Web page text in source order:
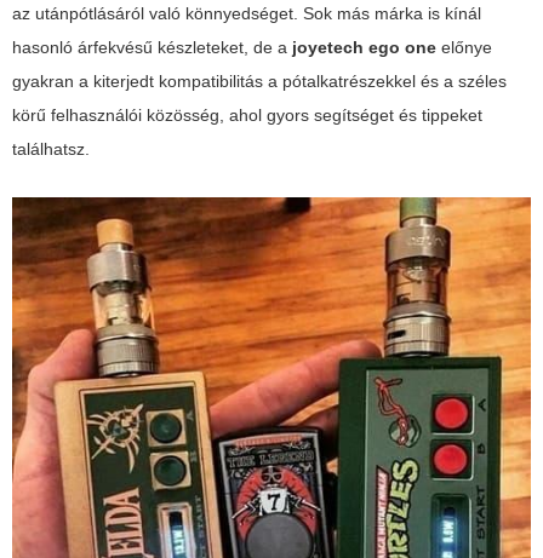
az utánpótlásáról való könnyedséget. Sok más márka is kínál
hasonló árfekvésű készleteket, de a joyetech ego one előnye
gyakran a kiterjedt kompatibilitás a pótalkatrészekkel és a széles
körű felhasználói közösség, ahol gyors segítséget és tippeket
találhatsz.